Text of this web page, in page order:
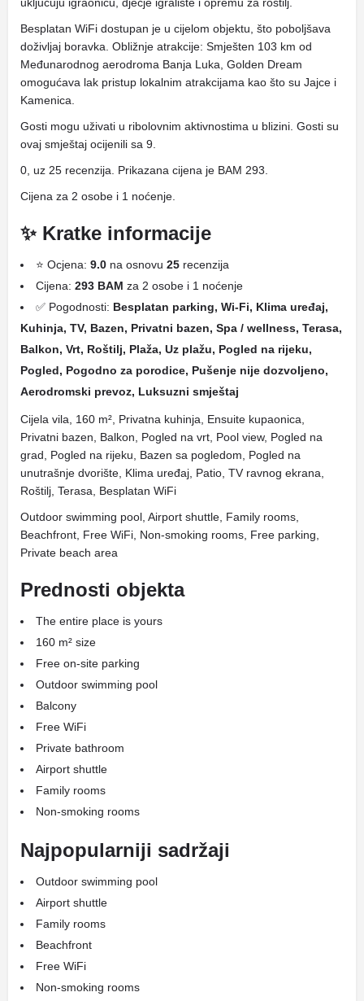
Besplatan WiFi dostupan je u cijelom objektu, što poboljšava
doživljaj boravka. Obližnje atrakcije: Smješten 103 km od
Međunarodnog aerodroma Banja Luka, Golden Dream
omogućava lak pristup lokalnim atrakcijama kao što su Jajce i
Kamenica.
Gosti mogu uživati ​​u ribolovnim aktivnostima u blizini. Gosti su
ovaj smještaj ocijenili sa 9.
0, uz 25 recenzija. Prikazana cijena je BAM 293.
Cijena za 2 osobe i 1 noćenje.
✨ Kratke informacije
⭐ Ocjena: 9.0 na osnovu 25 recenzija
Cijena: 293 BAM za 2 osobe i 1 noćenje
✅ Pogodnosti: Besplatan parking, Wi-Fi, Klima uređaj,
Kuhinja, TV, Bazen, Privatni bazen, Spa / wellness, Terasa,
Balkon, Vrt, Roštilj, Plaža, Uz plažu, Pogled na rijeku,
Pogled, Pogodno za porodice, Pušenje nije dozvoljeno,
Aerodromski prevoz, Luksuzni smještaj
Cijela vila, 160 m², Privatna kuhinja, Ensuite kupaonica,
Privatni bazen, Balkon, Pogled na vrt, Pool view, Pogled na
grad, Pogled na rijeku, Bazen sa pogledom, Pogled na
unutrašnje dvorište, Klima uređaj, Patio, TV ravnog ekrana,
Roštilj, Terasa, Besplatan WiFi
Outdoor swimming pool, Airport shuttle, Family rooms,
Beachfront, Free WiFi, Non-smoking rooms, Free parking,
Private beach area
Prednosti objekta
The entire place is yours
160 m² size
Free on-site parking
Outdoor swimming pool
Balcony
Free WiFi
Private bathroom
Airport shuttle
Family rooms
Non-smoking rooms
Najpopularniji sadržaji
Outdoor swimming pool
Airport shuttle
Family rooms
Beachfront
Free WiFi
Non-smoking rooms